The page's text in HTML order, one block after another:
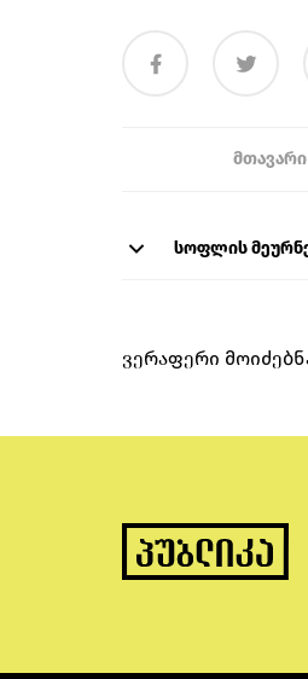
ᲛᲗᲐᲕᲐᲠᲘ
სოფლის
ვერაფერი